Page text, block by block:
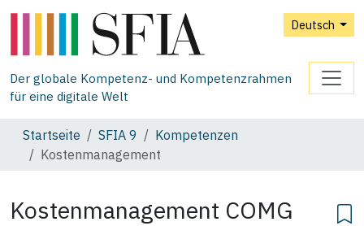
Deutsch
Der globale Kompetenz- und Kompetenzrahmen
für eine digitale Welt
Startseite SFIA 9
Kompetenzen
Kostenmanagement
Kostenmanagement COMG